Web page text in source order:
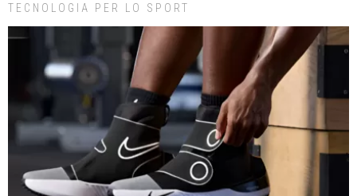
TECNOLOGIA PER LO SPORT